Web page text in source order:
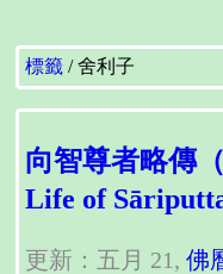
標籤 舍利子
向智尊者略傳
Life of Sāriputta
更新：五月 21, 佛